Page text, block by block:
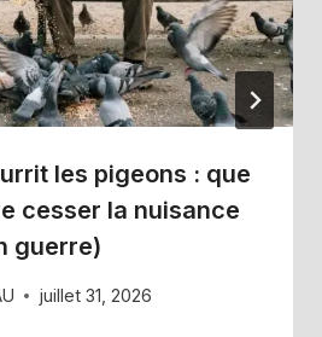
les pigeons : que
cesser la nuisance
guerre)
juillet 31, 2026